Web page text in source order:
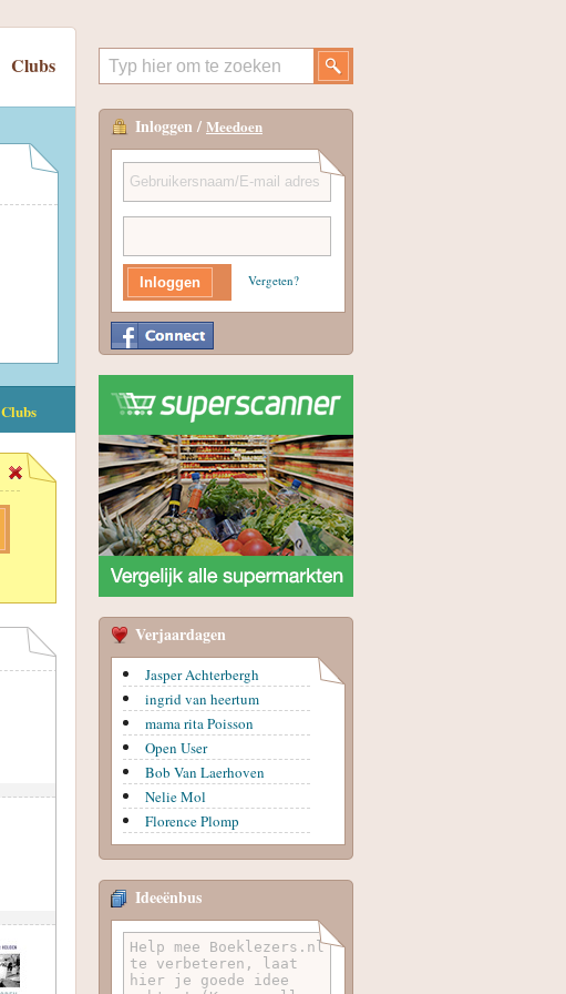
Clubs
Clubs
Inloggen / Meedoen
Vergeten?
Verjaardagen
Jasper Achterbergh
ingrid van heertum
mama rita Poisson
Open User
Bob Van Laerhoven
Nelie Mol
Florence Plomp
Ideeënbus